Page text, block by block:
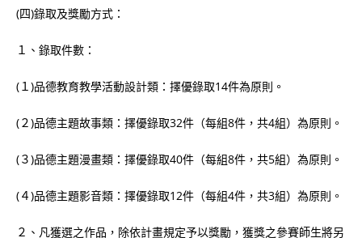
(四)錄取及獎勵方式：
１、錄取件數：
(１)品德教育教學活動設計類：擇優錄取14件為原則。
(２)品德主題故事類：擇優錄取32件（每組8件，共4組）為原則。
(３)品德主題漫畫類：擇優錄取40件（每組8件，共5組）為原則。
(４)品德主題影音類：擇優錄取12件（每組4件，共3組）為原則。
２、凡獲選之作品，除依計畫規定予以獎勵，獲獎之參賽師生將另